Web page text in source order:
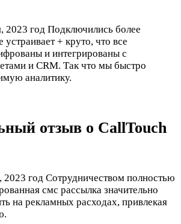
2023 год Подключились более
устраивает + круто, что все
и интегрированы с
и CRM. Так что мы быстро
аналитику.
отзыв о CallTouch
2023 год Сотрудничеством полностью
смс рассылка значительно
на рекламных расходах, привлекая